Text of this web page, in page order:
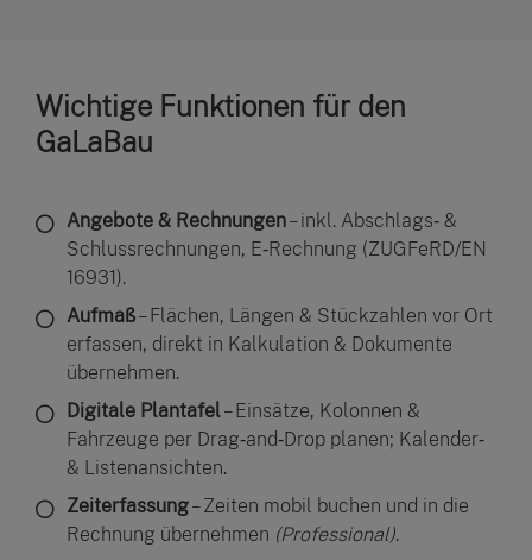
Wichtige Funktionen für den
GaLaBau
Angebote & Rechnungen– inkl. Abschlags‑ &
Schlussrechnungen, E‑Rechnung (ZUGFeRD/EN
16931).
Aufmaß– Flächen, Längen & Stückzahlen vor Ort
erfassen, direkt in Kalkulation & Dokumente
übernehmen.
Digitale Plantafel– Einsätze, Kolonnen &
Fahrzeuge per Drag‑and‑Drop planen; Kalender‑
& Listenansichten.
Zeiterfassung– Zeiten mobil buchen und in die
Rechnung übernehmen (Professional).